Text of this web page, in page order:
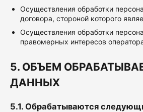
Осуществления обработки
договора, стороной которого
Осуществления обработки
правомерных интересов
5. ОБЪЕМ
ДАННЫХ
5.1. Обрабатываются